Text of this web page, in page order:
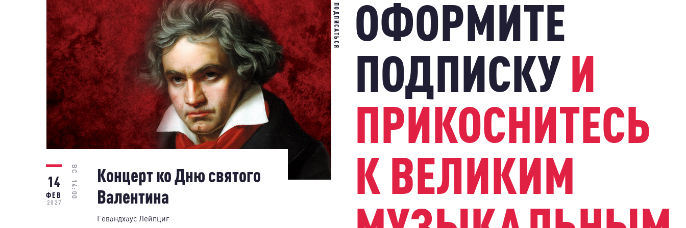
14
ФЕВ
2027
ВС
14:00
Концерт ко Дню святого
Валентина
Гевандхаус Лейпциг
ПОДПИСАТЬСЯ ОФОРМИТЕ
ПОДПИСКУИ
ПРИКОСНИТЕСЬ
К ВЕЛИКИМ